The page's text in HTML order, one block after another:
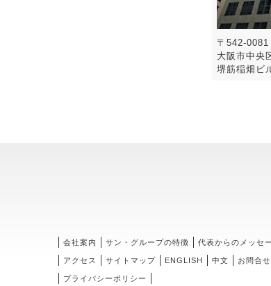
〒542-0081
大阪市中央
堺筋稲畑ビ
会社案内 サン・グループの特徴 代表からのメッセ
アクセス サイトマップ ENGLISH 中文 お問合せ
プライバシーポリシー